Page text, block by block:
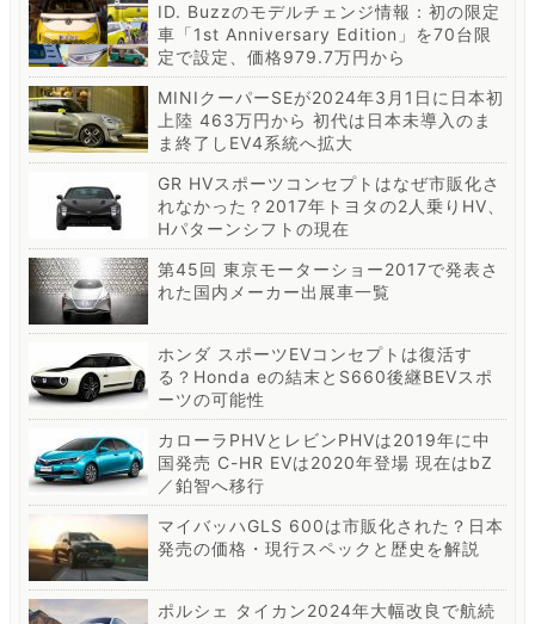
ID. Buzzのモデルチェンジ情報：初の限定
車「1st Anniversary Edition」を70台限
定で設定、価格979.7万円から
MINIクーパーSEが2024年3月1日に日本初
上陸 463万円から 初代は日本未導入のま
ま終了しEV4系統へ拡大
GR HVスポーツコンセプトはなぜ市販化さ
れなかった？2017年トヨタの2人乗りHV、
Hパターンシフトの現在
第45回 東京モーターショー2017で発表さ
れた国内メーカー出展車一覧
ホンダ スポーツEVコンセプトは復活す
る？Honda eの結末とS660後継BEVスポ
ーツの可能性
カローラPHVとレビンPHVは2019年に中
国発売 C-HR EVは2020年登場 現在はbZ
／鉑智へ移行
マイバッハGLS 600は市販化された？日本
発売の価格・現行スペックと歴史を解説
ポルシェ タイカン2024年大幅改良で航続